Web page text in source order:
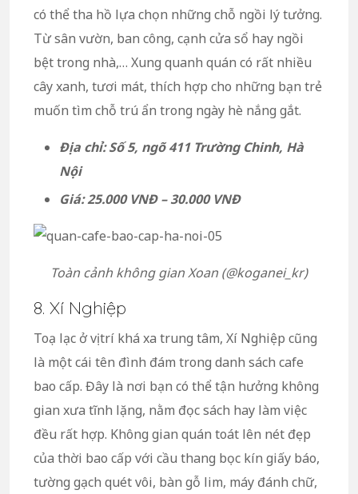
có thể tha hồ lựa chọn những chỗ ngồi lý tưởng.
Từ sân vườn, ban công, cạnh cửa sổ hay ngồi
bệt trong nhà,… Xung quanh quán có rất nhiều
cây xanh, tươi mát, thích hợp cho những bạn trẻ
muốn tìm chỗ trú ẩn trong ngày hè nắng gắt.
Địa chỉ: Số 5, ngõ 411 Trường Chinh, Hà
Nội
Giá: 25.000 VNĐ – 30.000 VNĐ
Toàn cảnh không gian Xoan (@koganei_kr)
8. Xí Nghiệp
Toạ lạc ở vị trí khá xa trung tâm, Xí Nghiệp cũng
là một cái tên đình đám trong danh sách cafe
bao cấp. Đây là nơi bạn có thể tận hưởng không
gian xưa tĩnh lặng, nằm đọc sách hay làm việc
đều rất hợp. Không gian quán toát lên nét đẹp
của thời bao cấp với cầu thang bọc kín giấy báo,
tường gạch quét vôi, bàn gỗ lim, máy đánh chữ,